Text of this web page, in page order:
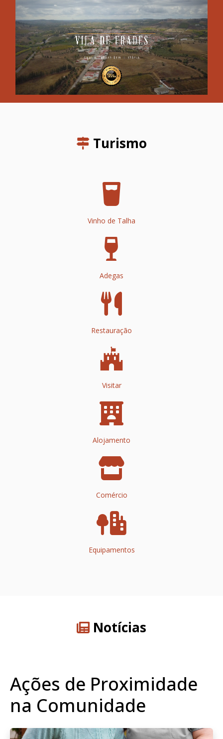
Turismo
Vinho de Talha
Adegas
Restauração
Visitar
Alojamento
Comércio
Equipamentos
Notícias
Ações de Proximidade
na Comunidade